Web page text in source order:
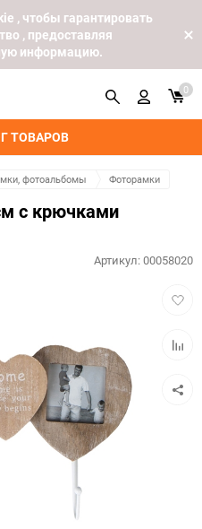
, чтобы гарантировать
, предоставляя
информацию.
ТОВАРОВ
0
фотоальбомы Фоторамки
с крючками
Артикул:00058020